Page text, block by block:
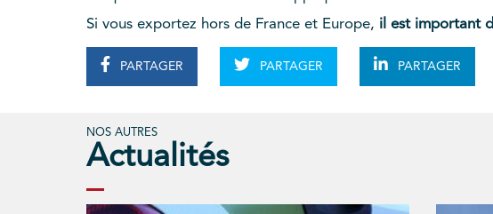
Si vous exportez hors de France et Europe, il est important
PARTAGER PARTAGER PARTAGER
NOS AUTRES
Actualités